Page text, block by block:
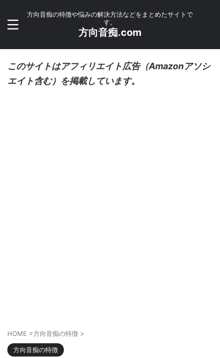
方向音痴の特徴や悩みの解決方法などをまとめたサイトで
す。
方向音痴.com
このサイトはアフィリエイト広告（Amazonアソシ
エイト含む）を掲載しています。
HOME >方向音痴の特徴 >
方向音痴の特徴